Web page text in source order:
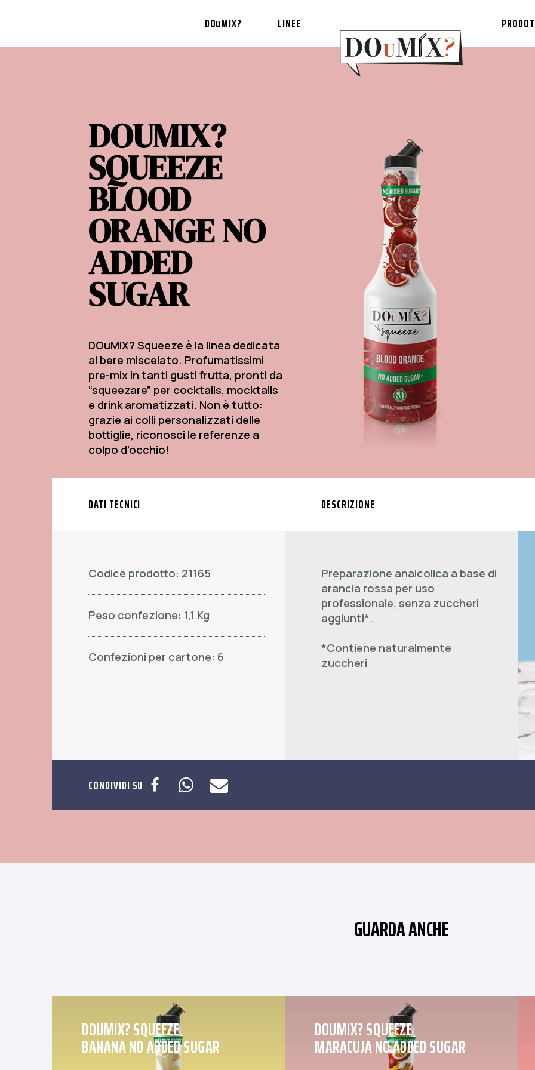
DOuMIX? LINEE
DOUMIX?
SQUEEZE
BLOOD
ORANGE NO
ADDED
SUGAR
DOuMIX? Squeeze è la linea dedicata
al bere miscelato. Profumatissimi
pre-mix in tanti gusti frutta, pronti da
“squeezare” per cocktails, mocktails
e drink aromatizzati. Non è tutto:
grazie ai colli personalizzati delle
bottiglie, riconosci le referenze a
colpo d’occhio!
DATI TECNICI
Codice prodotto: 21165
Peso confezione: 1,1 Kg
Confezioni per cartone: 6
DESCRIZIONE
Preparazione analcolica a base di
arancia rossa per uso
professionale, senza zuccheri
aggiunti*.
*Contiene naturalmente
zuccheri
CONDIVIDI SU
GUARDA ANCHE
DOUMIX? SQUEEZE
BANANA NO ADDED SUGAR
DOUMIX? SQUEEZE
MARACUJA NO ADDED SUGAR